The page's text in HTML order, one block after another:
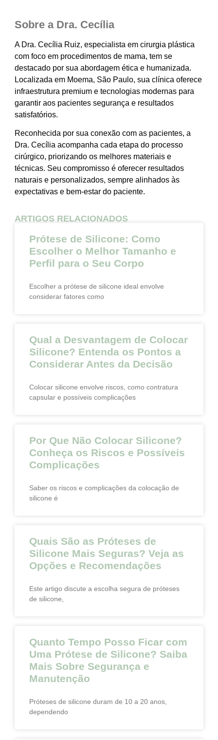
Sobre a Dra. Cecília
A Dra. Cecília Ruiz, especialista em cirurgia plástica
com foco em procedimentos de mama, tem se
destacado por sua abordagem ética e humanizada.
Localizada em Moema, São Paulo, sua clínica oferece
infraestrutura premium e tecnologias modernas para
garantir aos pacientes segurança e resultados
satisfatórios.
Reconhecida por sua conexão com as pacientes, a
Dra. Cecília acompanha cada etapa do processo
cirúrgico, priorizando os melhores materiais e
técnicas. Seu compromisso é oferecer resultados
naturais e personalizados, sempre alinhados às
expectativas e bem-estar do paciente.
ARTIGOS RELACIONADOS
Prótese de Silicone: Como
Escolher o Melhor Tamanho e
Perfil para o Seu Corpo
Escolher a prótese de silicone ideal envolve
considerar fatores como
Qual a Desvantagem de Colocar
Silicone? Entenda os Pontos a
Considerar Antes da Decisão
Colocar silicone envolve riscos, como contratura
capsular e possíveis complicações
Por Que Não Colocar Silicone?
Conheça os Riscos e Possíveis
Complicações
Saber os riscos e complicações da colocação de
silicone é
Quais São as Próteses de
Silicone Mais Seguras? Veja as
Opções e Recomendações
Este artigo discute a escolha segura de próteses
de silicone,
Quanto Tempo Posso Ficar com
Uma Prótese de Silicone? Saiba
Mais Sobre Segurança e
Manutenção
Próteses de silicone duram de 10 a 20 anos,
dependendo